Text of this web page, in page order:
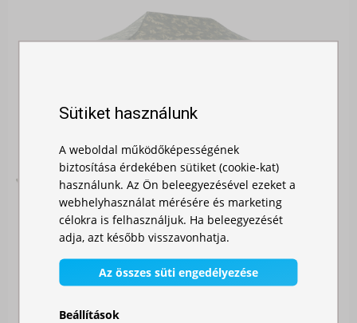
GYORSAN ÖSSZECSUKHATÓ SÁTOR 3X4,5 M – ACÉ...
Sütiket használunk
A weboldal működőképességének
biztosítása érdekében sütiket (cookie-kat)
használunk. Az Ön beleegyezésével ezeket a
webhelyhasználat mérésére és marketing
célokra is felhasználjuk. Ha beleegyezését
adja, azt később visszavonhatja.
Az összes süti engedélyezése
Beállítások